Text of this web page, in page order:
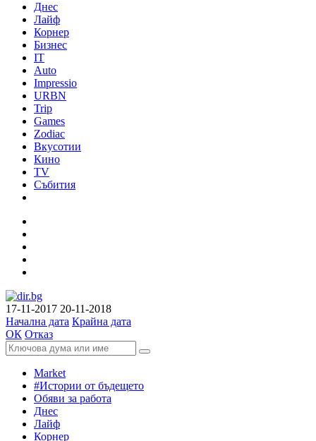
Днес
Лайф
Корнер
Бизнес
IT
Auto
Impressio
URBN
Trip
Games
Zodiac
Вкусотии
Кино
TV
Събития
17-11-2017 20-11-2018
Начална дата Крайна дата
ОК Отказ
Market
#Истории от бъдещето
Обяви за работа
Днес
Лайф
Корнер